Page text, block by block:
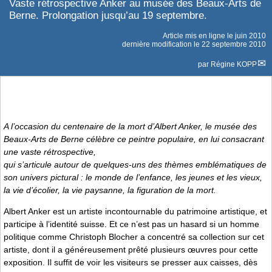
Vaste rétrospective Anker au musée des Beaux-Arts de
Berne. Prolongation jusqu’au 19 septembre.
Article mis en ligne le juin 2010
dernière modification le 22 septembre 2010
par Régine KOPP
A l’occasion du centenaire de la mort d’Albert Anker, le musée des
Beaux-Arts de Berne célèbre ce peintre populaire, en lui consacrant
une vaste rétrospective,
qui s’articule autour de quelques-uns des thèmes emblématiques de
son univers pictural : le monde de l’enfance, les jeunes et les vieux,
la vie d’écolier, la vie paysanne, la figuration de la mort.
Albert Anker est un artiste incontournable du patrimoine artistique, et
participe à l’identité suisse. Et ce n’est pas un hasard si un homme
politique comme Christoph Blocher a concentré sa collection sur cet
artiste, dont il a généreusement prêté plusieurs œuvres pour cette
exposition. Il suffit de voir les visiteurs se presser aux caisses, dès